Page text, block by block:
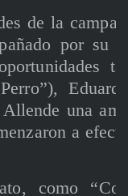
de la
por su
una
a
como